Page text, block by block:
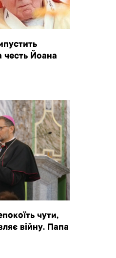
честь Йоана
чути,
війну. Папа